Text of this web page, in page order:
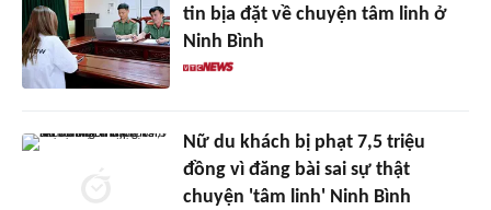
tin bịa đặt về chuyện tâm linh ở
Ninh Bình
Nữ du khách bị phạt 7,5 triệu
đồng vì đăng bài sai sự thật
chuyện 'tâm linh' Ninh Bình